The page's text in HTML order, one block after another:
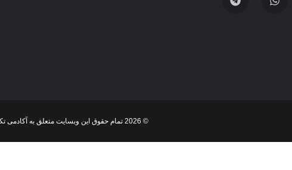
© 2026 تمام حقوق این وبسایت متعلق به آکادمی تکواندو امیر ابوحمزه است.